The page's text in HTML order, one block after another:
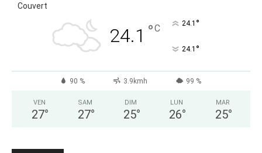
Couvert
24.1 °C 24.1 °
24.1 °
90 % 3.9kmh 99 %
VEN
27°
SAM
27°
DIM
25°
LUN
26°
MAR
25°